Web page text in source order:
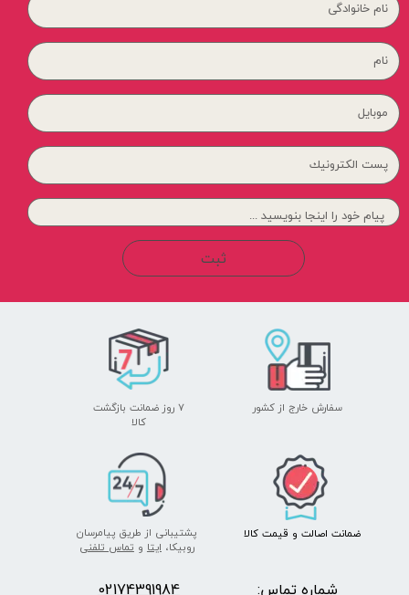
ثبت
پشتیبانی از طریق پیامرسان
روبیکا، ایتا و تماس تلفنی
سفارش خارج از کشور
۷ روز ضمانت بازگشت
​​​​​​​کالا
ضمانت اصالت و قیمت​​​​​​​ کالا ​​​​​​​